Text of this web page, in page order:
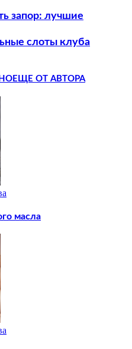
запор: лучшие
слоты клуба
ЕЩЕ ОТ АВТОРА
масла